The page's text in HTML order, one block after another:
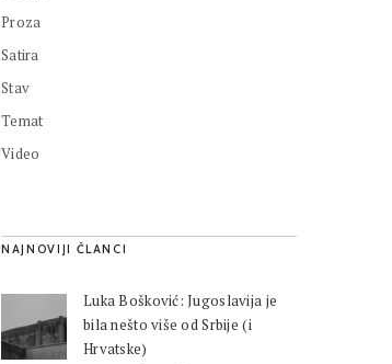
Proza
Satira
Stav
Temat
Video
NAJNOVIJI ČLANCI
Luka Bošković: Jugoslavija je
bila nešto više od Srbije (i
Hrvatske)